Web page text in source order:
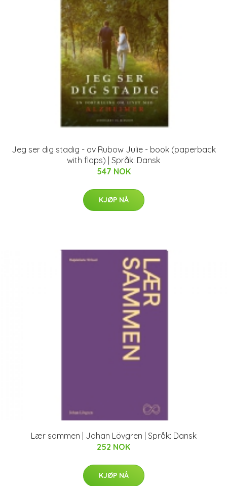
Jeg ser dig stadig - av Rubow Julie - book (paperback
with flaps) | Språk: Dansk
547 NOK
KJØP NÅ
Lær sammen | Johan Lövgren | Språk: Dansk
252 NOK
KJØP NÅ